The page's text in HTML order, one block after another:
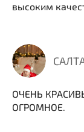
высоким
ОЧЕНЬ
ОГРОМНОЕ.